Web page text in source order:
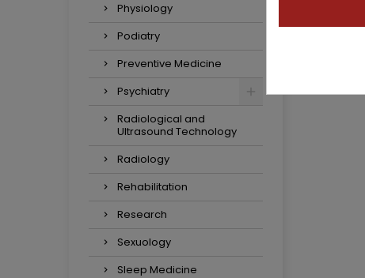
Physiology
Podiatry
Preventive Medicine
Psychiatry
Radiological and
Ultrasound Technology
Radiology
Rehabilitation
Research
Sexuology
Sleep Medicine